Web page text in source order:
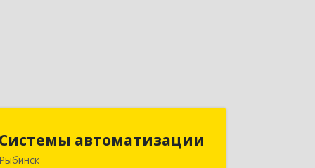
Системы автоматизации
Рыбинск
152934, Ярославская обл, Рыбинский